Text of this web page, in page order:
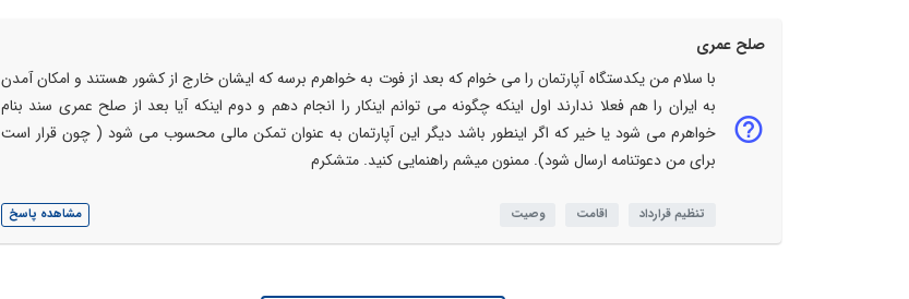
صلح عمری
با سلام من یکدستگاه آپارتمان را می خوام که بعد از فوت به خواهرم برسه که ایشان خارج از کشور هستند و امکان آمدن
به ایران را هم فعلا ندارند اول اینکه چگونه می توانم اینکار را انجام دهم و دوم اینکه آیا بعد از صلح عمری سند بنام
خواهرم می شود یا خیر که اگر اینطور باشد دیگر این آپارتمان به عنوان تمکن مالی محسوب می شود ( چون قرار است
برای من دعوتنامه ارسال شود). ممنون میشم راهنمایی کنید. متشکرم
تنظیم قرارداد اقامت وصیت مشاهده پاسخ